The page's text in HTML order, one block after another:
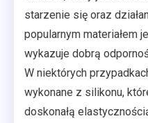
starzenie się oraz
popularnym materiałem
wykazuje dobrą
W niektórych
wykonane z silikonu,
doskonałą